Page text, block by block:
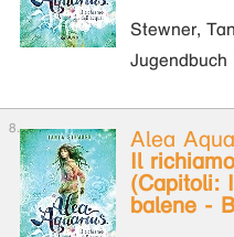
Stewner,
Jugendbuch
Alea
Il
(Capitoli:
balene -